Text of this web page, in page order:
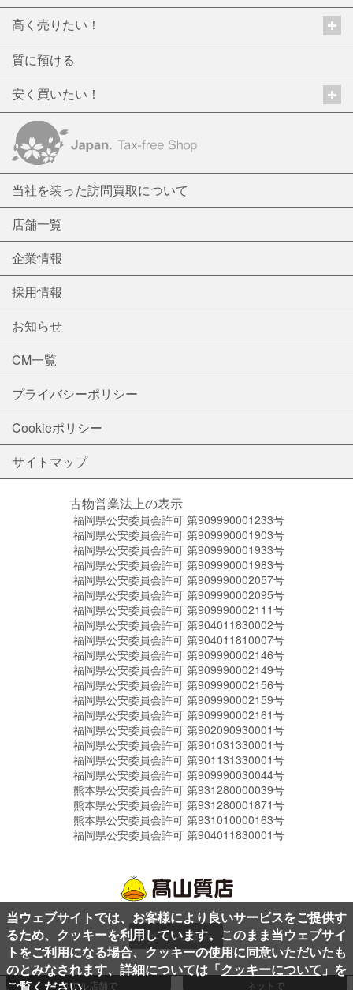
高く売りたい！
質に預ける
安く買いたい！
当社を装った訪問買取について
店舗一覧
企業情報
採用情報
お知らせ
CM一覧
プライバシーポリシー
Cookieポリシー
サイトマップ
古物営業法上の表示
福岡県公安委員会許可 第909990001233号
福岡県公安委員会許可 第909990001903号
福岡県公安委員会許可 第909990001933号
福岡県公安委員会許可 第909990001983号
福岡県公安委員会許可 第909990002057号
福岡県公安委員会許可 第909990002095号
福岡県公安委員会許可 第909990002111号
福岡県公安委員会許可 第904011830002号
福岡県公安委員会許可 第904011810007号
福岡県公安委員会許可 第909990002146号
福岡県公安委員会許可 第909990002149号
福岡県公安委員会許可 第909990002156号
福岡県公安委員会許可 第909990002159号
福岡県公安委員会許可 第909990002161号
福岡県公安委員会許可 第902090930001号
福岡県公安委員会許可 第901031330001号
福岡県公安委員会許可 第901131330001号
福岡県公安委員会許可 第909990030044号
熊本県公安委員会許可 第931280000039号
熊本県公安委員会許可 第931280001871号
熊本県公安委員会許可 第931010000163号
福岡県公安委員会許可 第904011830001号
ページ上部へ
リアル店舗で ネットで
当ウェブサイトでは、お客様により良いサービスをご提供す
るため、クッキーを利用しています。このまま当ウェブサイ
トをご利用になる場合、クッキーの使用に同意いただいたも
のとみなされます、詳細については「クッキーについて 」を